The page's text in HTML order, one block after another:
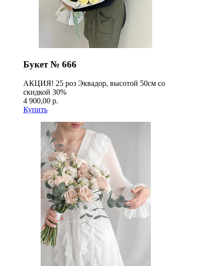
Букет № 666
АКЦИЯ! 25 роз Эквадор, высотой 50см со
скидкой 30%
4 900,00 р.
Купить